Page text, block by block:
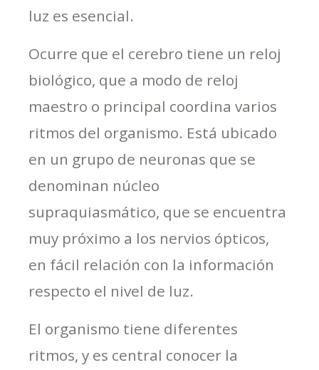
luz es esencial.
Ocurre que el cerebro tiene un reloj
biológico, que a modo de reloj
maestro o principal coordina varios
ritmos del organismo. Está ubicado
en un grupo de neuronas que se
denominan núcleo
supraquiasmático, que se encuentra
muy próximo a los nervios ópticos,
en fácil relación con la información
respecto el nivel de luz.
El organismo tiene diferentes
ritmos, y es central conocer la